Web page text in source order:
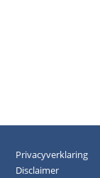
Privacyverklaring
Disclaimer